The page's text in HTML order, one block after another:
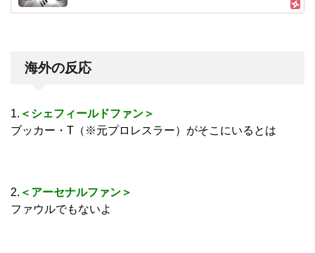
海外の反応
1. ＜シェフィールドファン＞
ブッカー・T（※元プロレスラー）がそこにいるとは
2. ＜アーセナルファン＞
ファウルでもないよ